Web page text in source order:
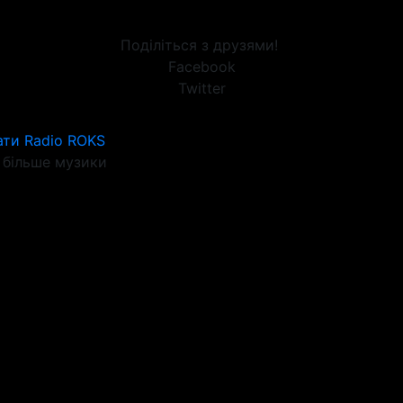
Поділіться з друзями!
Facebook
Twitter
Radio ROKS
музики